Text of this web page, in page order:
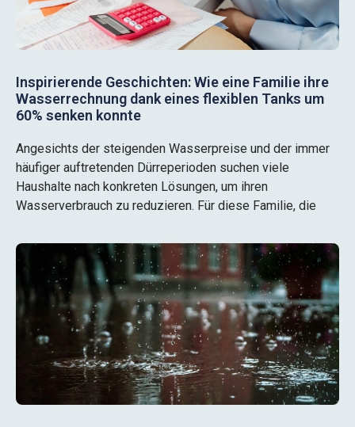
Inspirierende Geschichten: Wie eine Familie ihre
Wasserrechnung dank eines flexiblen Tanks um
60% senken konnte
Angesichts der steigenden Wasserpreise und der immer
häufiger auftretenden Dürreperioden suchen viele
Haushalte nach konkreten Lösungen, um ihren
Wasserverbrauch zu reduzieren. Für diese Familie, die